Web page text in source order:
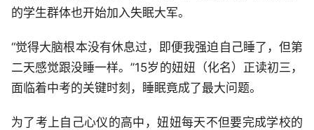
的学生群体也开始加入失眠大军。
“觉得大脑根本没有休息过，即便我强迫自己睡了，但第
二天感觉跟没睡一样。”15岁的妞妞（化名）正读初三，
面临着中考的关键时刻，睡眠竟成了最大问题。
为了考上自己心仪的高中，妞妞每天不但要完成学校的